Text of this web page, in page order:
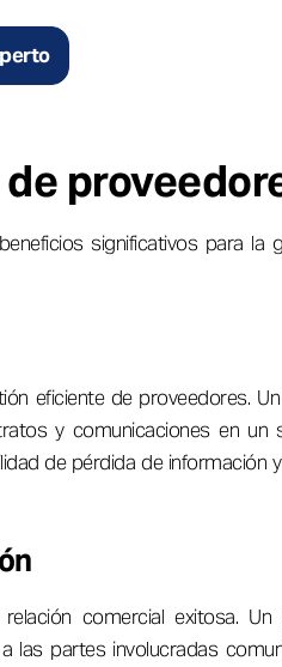
significativos para la
eficiente de proveedores.
y comunicaciones en un
de pérdida de información
comercial exitosa.
las partes involucradas